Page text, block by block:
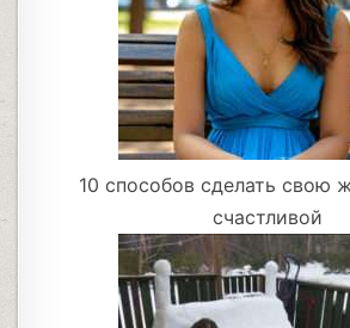
10 способов сделать свою
счастливой